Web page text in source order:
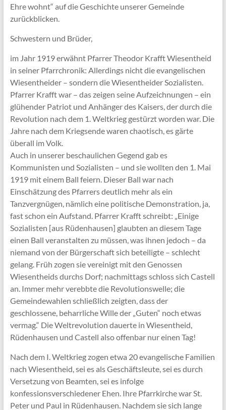
Ehre wohnt“ auf die Geschichte unserer Gemeinde
zurückblicken.
Schwestern und Brüder,
im Jahr 1919 erwähnt Pfarrer Theodor Krafft Wiesentheid
in seiner Pfarrchronik: Allerdings nicht die evangelischen
Wiesentheider – sondern die Wiesentheider Sozialisten.
Pfarrer Krafft war – das zeigen seine Aufzeichnungen – ein
glühender Patriot und Anhänger des Kaisers, der durch die
Revolution nach dem 1. Weltkrieg gestürzt worden war. Die
Jahre nach dem Kriegsende waren chaotisch, es gärte
überall im Volk.
Auch in unserer beschaulichen Gegend gab es
Kommunisten und Sozialisten – und sie wollten den 1. Mai
1919 mit einem Ball feiern. Dieser Ball war nach
Einschätzung des Pfarrers deutlich mehr als ein
Tanzvergnügen, nämlich eine politische Demonstration, ja,
fast schon ein Aufstand. Pfarrer Krafft schreibt: „Einige
Sozialisten [aus Rüdenhausen] glaubten an diesem Tage
einen Ball veranstalten zu müssen, was ihnen jedoch – da
niemand von der Bürgerschaft sich beteiligte – schlecht
gelang. Früh zogen sie vereinigt mit den Genossen
Wiesentheids durchs Dorf; nachmittags schloss sich Castell
an. Immer mehr verebbte die Revolutionswelle; die
Gemeindewahlen schließlich zeigten, dass der
geschlossene, beharrliche Wille der „Guten“ noch etwas
vermag.“ Die Weltrevolution dauerte in Wiesentheid,
Rüdenhausen und Castell also offenbar nur einen Tag!
Nach dem I. Weltkrieg zogen etwa 20 evangelische Familien
nach Wiesentheid, sei es als Geschäftsleute, sei es durch
Versetzung von Beamten, sei es infolge
konfessionsverschiedener Ehen. Ihre Pfarrkirche war St.
Peter und Paul in Rüdenhausen. Nachdem sie sich lange